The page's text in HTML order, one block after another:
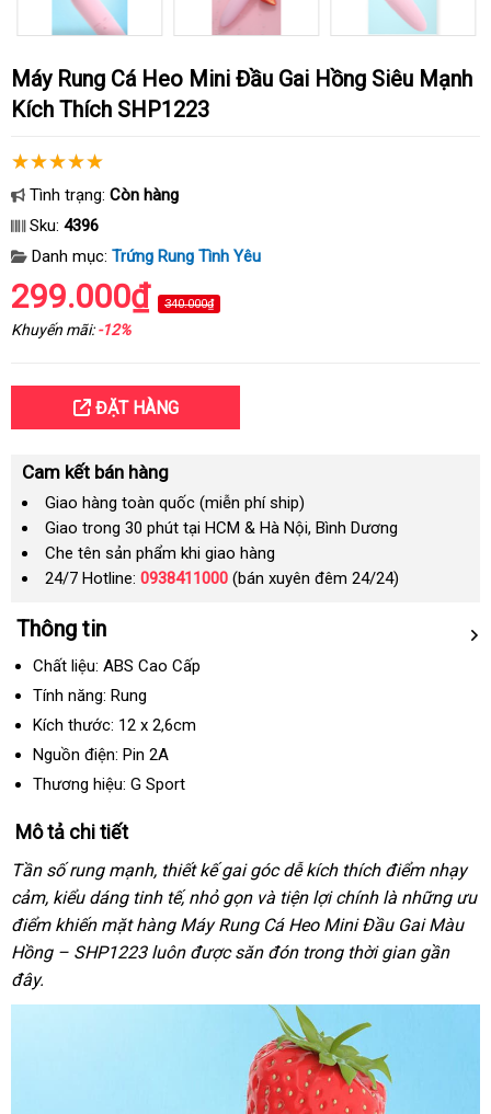
Máy Rung Cá Heo Mini Đầu Gai Hồng Siêu Mạnh
Kích Thích SHP1223
Tình trạng: Còn hàng
Sku: 4396
Danh mục: Trứng Rung Tình Yêu
299.000₫ 340.000₫
Khuyến mãi:-12%
ĐẶT HÀNG
Cam kết bán hàng
Giao hàng toàn quốc (miễn phí ship)
Giao trong 30 phút tại HCM & Hà Nội, Bình Dương
Che tên sản phẩm khi giao hàng
24/7 Hotline: 0938411000 (bán xuyên đêm 24/24)
Thông tin
Chất liệu: ABS Cao Cấp
Tính năng: Rung
Kích thước: 12 x 2,6cm
Nguồn điện: Pin 2A
Thương hiệu: G Sport
Mô tả chi tiết
Tần số rung mạnhphân
phối
, thiết kế gai góc dễ kích thích điểm nhạy
cảmđẹp
, kiểu dáng tinh tếgiá
bán
lẻ
, nhỏ gọn nổi
tiếng
và tiện lợi chính là quà
tặng
những ưu
điểm khiến mặt hàng Máy Rung Cá Heo Mini Đầu Gai Màu
Hồng – SHP1223 luôn sửa
được săn đón trong thời gian gần
đây.